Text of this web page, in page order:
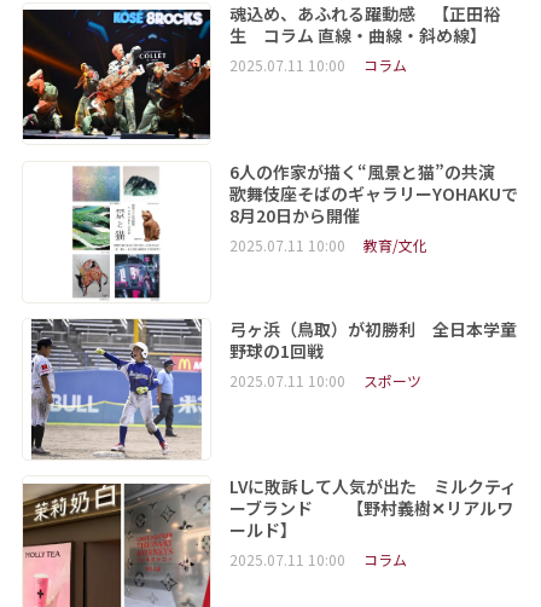
魂込め、あふれる躍動感 【正田裕
生 コラム 直線・曲線・斜め線】
2025.07.11 10:00 コラム
6人の作家が描く“風景と猫”の共演
歌舞伎座そばのギャラリーYOHAKUで
8月20日から開催
2025.07.11 10:00 教育/文化
弓ヶ浜（鳥取）が初勝利 全日本学童
野球の1回戦
2025.07.11 10:00 スポーツ
LVに敗訴して人気が出た ミルクティ
ーブランド 【野村義樹✕リアルワ
ールド】
2025.07.11 10:00 コラム